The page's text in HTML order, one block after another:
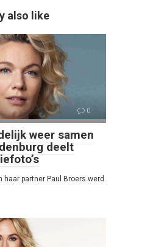
also like
0
weer samen
deelt
haar partner Paul Broers werd